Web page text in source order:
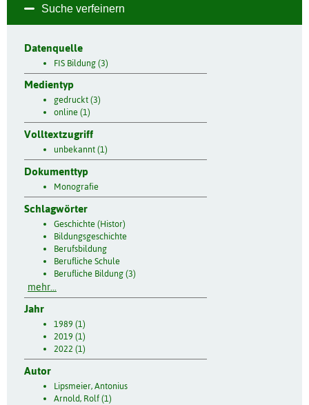
Suche verfeinern
Datenquelle
FIS Bildung (3)
Medientyp
gedruckt (3)
online (1)
Volltextzugriff
unbekannt (1)
Dokumenttyp
Monografie
Schlagwörter
Geschichte (Histor)
Bildungsgeschichte
Berufsbildung
Berufliche Schule
Berufliche Bildung (3)
mehr...
Jahr
1989 (1)
2019 (1)
2022 (1)
Autor
Lipsmeier, Antonius
Arnold, Rolf (1)